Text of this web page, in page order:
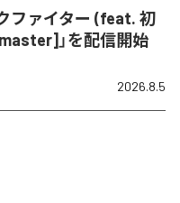
ファイター (feat. 初
」を配信開始
2026.8.5